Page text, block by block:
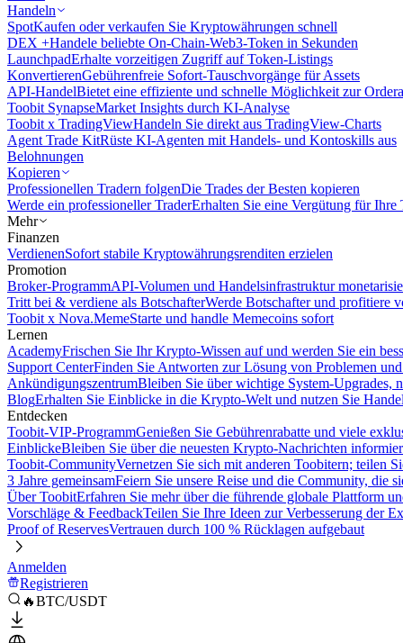
Handeln
SpotKaufen oder verkaufen Sie Kryptowährungen schnell
DEX +Handele beliebte On-Chain-Web3-Token in Sekunden
LaunchpadErhalte vorzeitigen Zugriff auf Token-Listings
KonvertierenGebührenfreie Sofort-Tauschvorgänge für Assets
API-HandelBietet eine effiziente und schnelle Möglichkeit zur
Toobit SynapseMarket Insights durch KI-Analyse
Toobit x TradingViewHandeln Sie direkt aus TradingView-Charts
Agent Trade KitRüste KI-Agenten mit Handels- und Kontoskills aus
Belohnungen
Kopieren
Professionellen Tradern folgenDie Trades der Besten kopieren
Werde ein professioneller TraderErhalten Sie eine Vergütung für Ihre
Mehr
Finanzen
VerdienenSofort stabile Kryptowährungsrenditen erzielen
Promotion
Broker-ProgrammAPI-Volumen und Handelsinfrastruktur
Tritt bei & verdiene als BotschafterWerde Botschafter und profitiere
Toobit x Nova.MemeStarte und handle Memecoins sofort
Lernen
AcademyFrischen Sie Ihr Krypto-Wissen auf und werden Sie ein
Support CenterFinden Sie Antworten zur Lösung von Problemen
AnkündigungszentrumBleiben Sie über wichtige System-Upgrades,
BlogErhalten Sie Einblicke in die Krypto-Welt und nutzen Sie
Entdecken
Toobit-VIP-ProgrammGenießen Sie Gebührenrabatte und viele
EinblickeBleiben Sie über die neuesten Krypto-Nachrichten
Toobit-CommunityVernetzen Sie sich mit anderen Toobitern; teilen
3 Jahre gemeinsamFeiern Sie unsere Reise und die Community, die
Über ToobitErfahren Sie mehr über die führende globale Plattform
Vorschläge & FeedbackTeilen Sie Ihre Ideen zur Verbesserung der
Proof of ReservesVertrauen durch 100 % Rücklagen aufgebaut
Anmelden
Registrieren
🔥BTC/USDT